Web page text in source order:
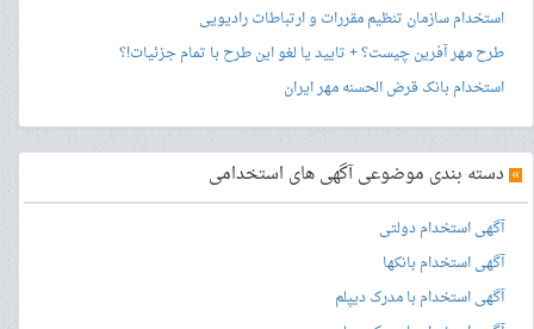
استخدام سازمان تنظیم مقررات و ارتباطات رادیویی
طرح مهر آفرین چیست؟ + تایید یا لغو این طرح با تمام جزئیات!؟
استخدام بانک قرض الحسنه مهر ایران
» دسته بندی موضوعی آگهی های استخدامی
آگهی استخدام دولتی
آگهی استخدام بانکها
آگهی استخدام با مدرک دیپلم